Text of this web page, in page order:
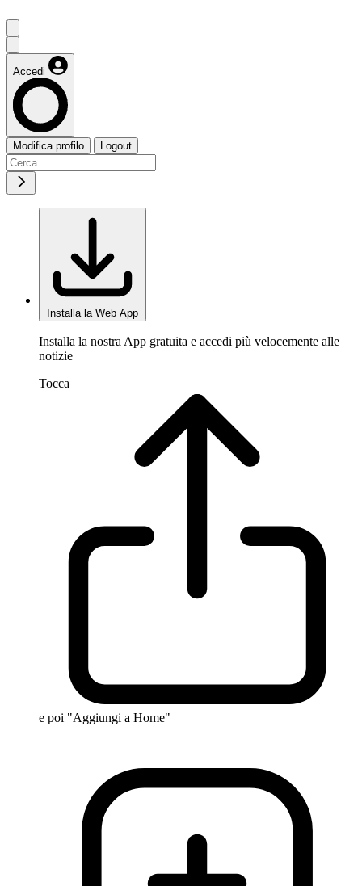
Accedi
Modifica profilo Logout
Installa la Web App
Installa la nostra App gratuita e accedi più velocemente alle
notizie
Tocca
e poi "Aggiungi a Home"